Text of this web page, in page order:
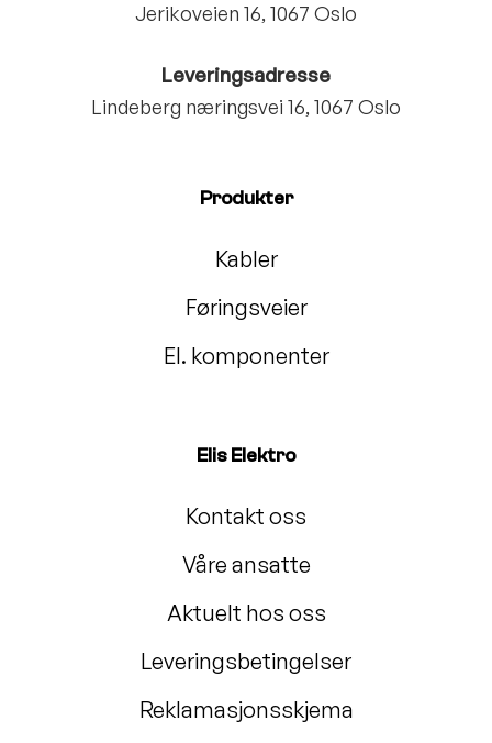
Leveringsadresse
Lindeberg næringsvei 16, 1067 Oslo
Jerikoveien 16, 1067 Oslo
Produkter
Kabler
Føringsveier
El. komponenter
Elis Elektro
Kontakt oss
Våre ansatte
Aktuelt hos oss
Leveringsbetingelser
Reklamasjonsskjema